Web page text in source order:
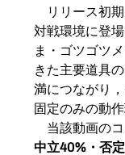
リリース初期
対戦環境に登
ま・ゴツゴツ
きた主要道具
満につながり
固定のみの動
当該動画のコ
中立40%・否